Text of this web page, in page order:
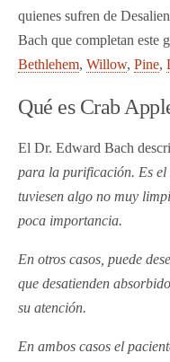
quienes sufren de
Bach que completan este
Bethlehem, Willow, Pine,
Qué es Crab
El Dr. Edward Bach
para la purificación. Es el
tuviesen algo no muy
poca importancia.
En otros casos, puede
que desatienden
su atención.
En ambos casos el